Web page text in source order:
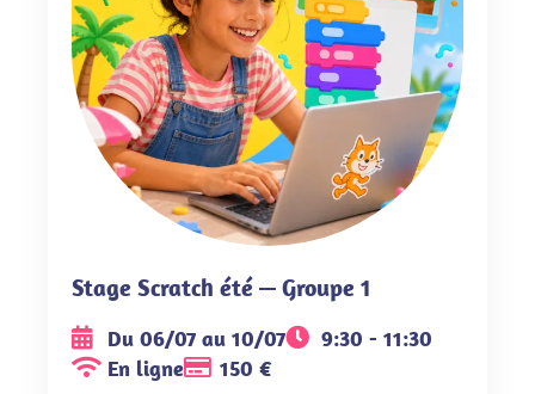
Stage Scratch été — Groupe 1
Du 06/07 au 10/07
9:30 - 11:30
En ligne
150 €